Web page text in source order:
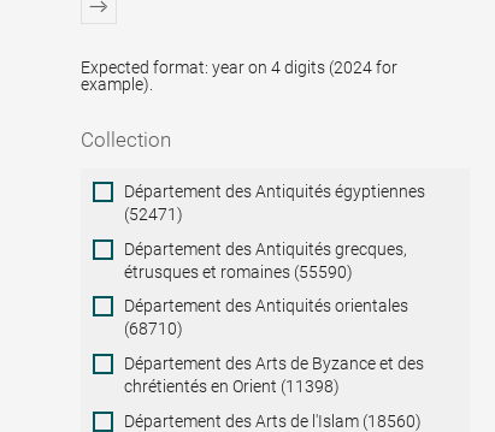
Expected format: year on 4 digits (2024 for
example).
Collection
Collection
Département des Antiquités égyptiennes
(52471)
Département des Antiquités grecques,
étrusques et romaines (55590)
Département des Antiquités orientales
(68710)
Département des Arts de Byzance et des
chrétientés en Orient (11398)
Département des Arts de l'Islam (18560)